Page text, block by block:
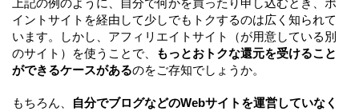
上記の例のように、自分で何かを買ったり申し込むとき、ポ
イントサイトを経由して少しでもトクするのは広く知られて
います。しかし、アフィリエイトサイト（が用意している別
のサイト）を使うことで、
もっとおトクな還元を受けること
ができるケースがあるのをご存知でしょうか。
もちろん、
自分でブログなどのWebサイトを運営していなく